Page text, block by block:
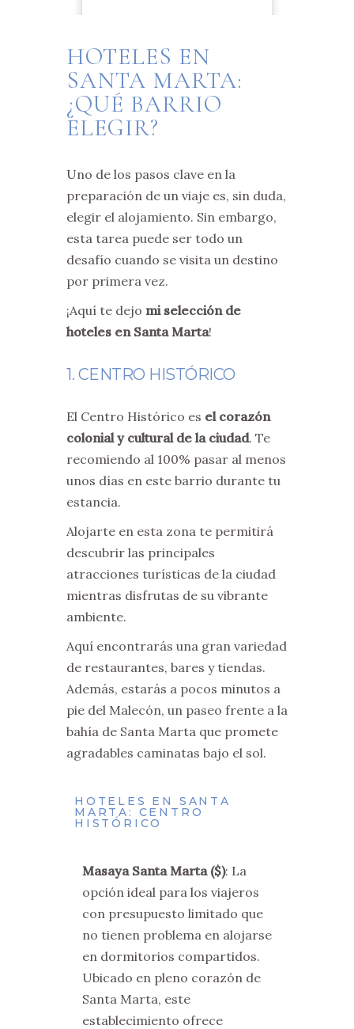
HOTELES EN
SANTA MARTA:
¿QUÉ BARRIO
ELEGIR?
Uno de los pasos clave en la
preparación de un viaje es, sin duda,
elegir el alojamiento. Sin embargo,
esta tarea puede ser todo un
desafío cuando se visita un destino
por primera vez.
¡Aquí te dejo mi selección de
hoteles en Santa Marta!
1. CENTRO HISTÓRICO
El Centro Histórico es el corazón
colonial y cultural de la ciudad. Te
recomiendo al 100% pasar al menos
unos días en este barrio durante tu
estancia.
Alojarte en esta zona te permitirá
descubrir las principales
atracciones turísticas de la ciudad
mientras disfrutas de su vibrante
ambiente.
Aquí encontrarás una gran variedad
de restaurantes, bares y tiendas.
Además, estarás a pocos minutos a
pie del Malecón, un paseo frente a la
bahía de Santa Marta que promete
agradables caminatas bajo el sol.
HOTELES EN SANTA
MARTA: CENTRO
HISTÓRICO
Masaya Santa Marta ($): La
opción ideal para los viajeros
con presupuesto limitado que
no tienen problema en alojarse
en dormitorios compartidos.
Ubicado en pleno corazón de
Santa Marta, este
establecimiento ofrece